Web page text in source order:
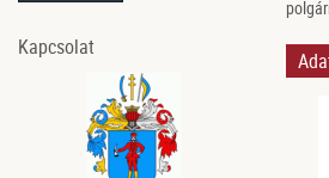
Kapcsolat